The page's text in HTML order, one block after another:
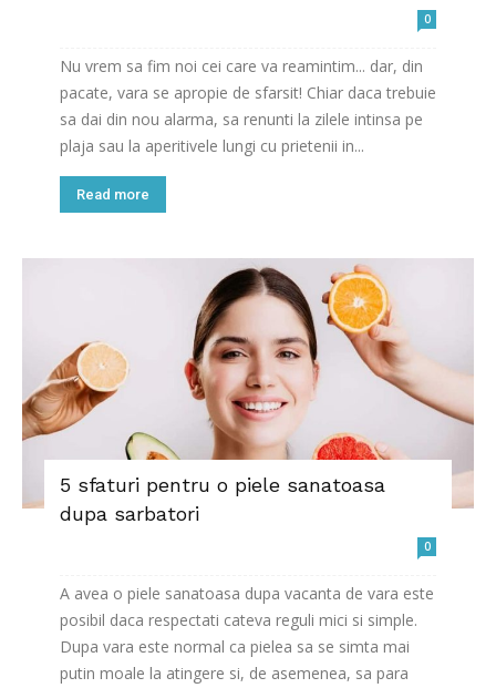
0
Nu vrem sa fim noi cei care va reamintim... dar, din
pacate, vara se apropie de sfarsit! Chiar daca trebuie
sa dai din nou alarma, sa renunti la zilele intinsa pe
plaja sau la aperitivele lungi cu prietenii in...
Read more
5 sfaturi pentru o piele sanatoasa
dupa sarbatori
0
A avea o piele sanatoasa dupa vacanta de vara este
posibil daca respectati cateva reguli mici si simple.
Dupa vara este normal ca pielea sa se simta mai
putin moale la atingere si, de asemenea, sa para